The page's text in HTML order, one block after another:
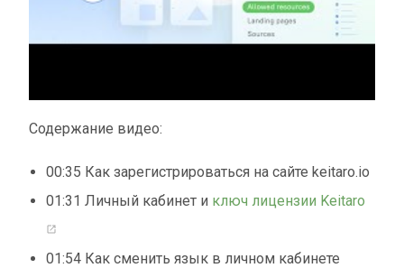
Содержание видео:
00:35 Как зарегистрироваться на сайте keitaro.io
01:31 Личный кабинет и ключ лицензии Keitaro
01:54 Как сменить язык в личном кабинете